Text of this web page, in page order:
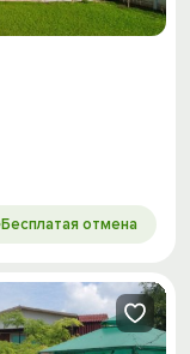
Бесплатая отмена